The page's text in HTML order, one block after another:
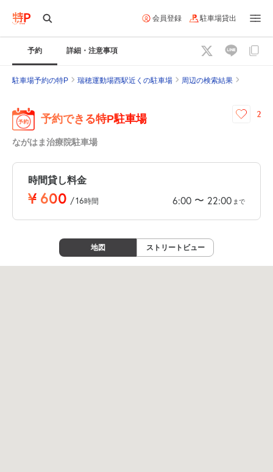
会員登録 駐車場貸出
予約 詳細・注意事項
駐車場予約の特P 瑞穂運動場西駅近くの駐車場 周辺の検索結果
予約できる特P駐車場
ながはま治療院駐車場
2
時間貸し料金
¥ 600 /16時間 6:00 〜 22:00 まで
地図 ストリートビュー